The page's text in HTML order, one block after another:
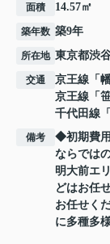
面積 14.57㎡
築年数 築9年
所在地 東京都渋
交通 京王線 「
京王線 「
千代田線 「
備考
◆初期費
ならでは
明大前エ
どはお任
お任せく
に多種多